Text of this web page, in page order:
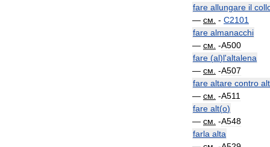
fare allungare il
— см - C2101
fare almanacchi
— см -A500
fare (al)l'altalena
— см -A507
fare altare contro
— см -A511
fare alt(o)
— см -A548
farla alta